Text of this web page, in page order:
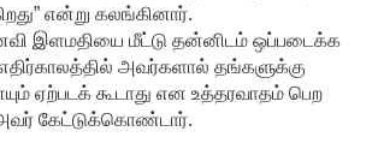
என்று கலங்கினார்.
இளமதியை மீட்டு தன்னிடம் ஒப்படைக்க
அவர்களால் தங்களுக்கு
ஏற்படக் கூடாது என உத்தரவாதம் பெற
கேட்டுக்கொண்டார்.